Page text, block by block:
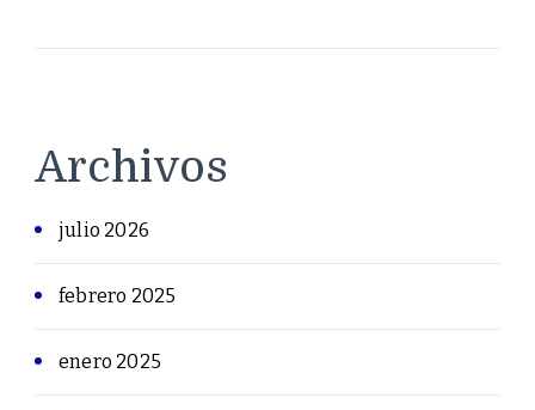
Archivos
julio 2026
febrero 2025
enero 2025